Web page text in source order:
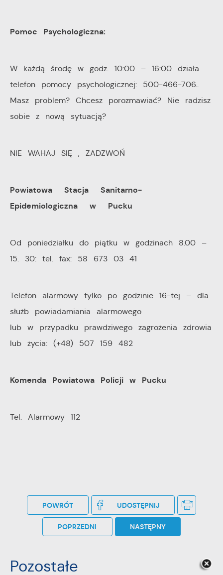
Pomoc Psychologiczna:
W każdą środę w godz. 10:00 – 16:00 działa
telefon pomocy psychologicznej: 500-466-706..
Masz problem? Chcesz porozmawiać? Nie radzisz
sobie z nową sytuacją?
NIE WAHAJ SIĘ , ZADZWOŃ
Powiatowa Stacja Sanitarno-
Epidemiologiczna w Pucku
Od poniedziałku do piątku w godzinach 8.00 –
15. 30: tel. fax: 58 673 03 41
Telefon alarmowy tylko po godzinie 16-tej – dla
służb powiadamiania alarmowego
lub w przypadku prawdziwego zagrożenia zdrowia
lub życia: (+48) 507 159 482
Komenda Powiatowa Policji w Pucku
Tel. Alarmowy 112
POWRÓT UDOSTĘPNIJ
POPRZEDNI NASTĘPNY
Pozostałe